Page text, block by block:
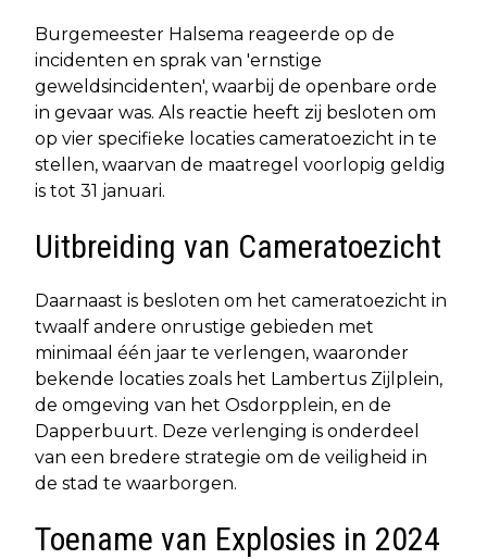
Burgemeester Halsema reageerde op de
incidenten en sprak van 'ernstige
geweldsincidenten', waarbij de openbare orde
in gevaar was. Als reactie heeft zij besloten om
op vier specifieke locaties cameratoezicht in te
stellen, waarvan de maatregel voorlopig geldig
is tot 31 januari.
Uitbreiding van Cameratoezicht
Daarnaast is besloten om het cameratoezicht in
twaalf andere onrustige gebieden met
minimaal één jaar te verlengen, waaronder
bekende locaties zoals het Lambertus Zijlplein,
de omgeving van het Osdorpplein, en de
Dapperbuurt. Deze verlenging is onderdeel
van een bredere strategie om de veiligheid in
de stad te waarborgen.
Toename van Explosies in 2024